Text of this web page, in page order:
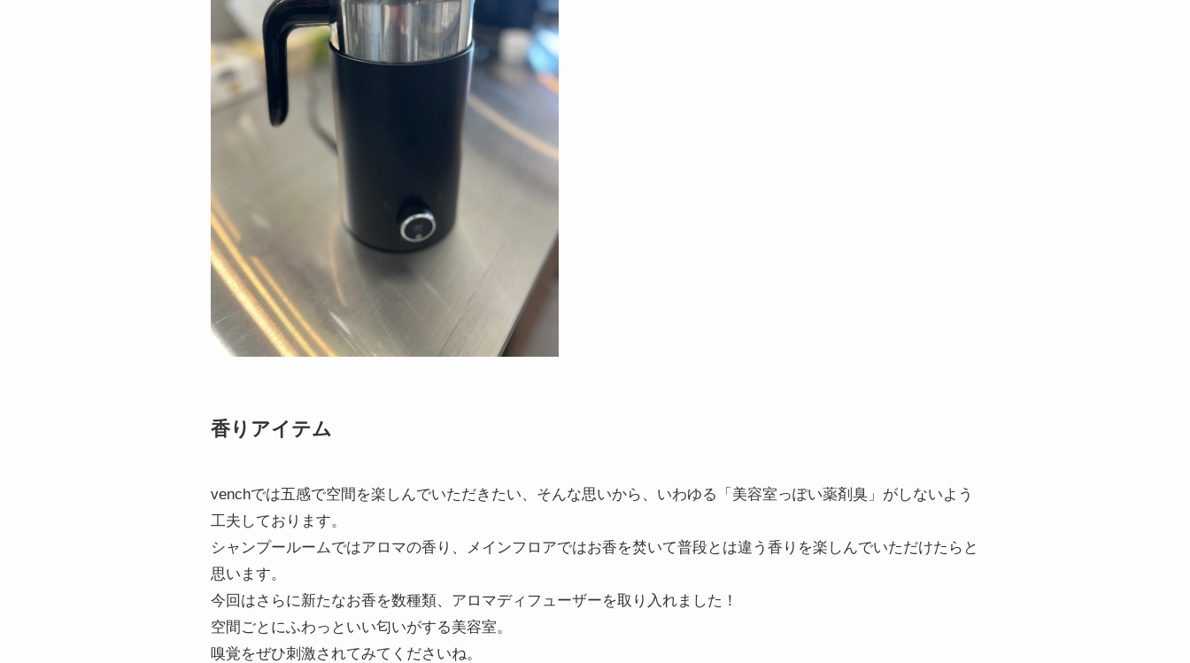
香りアイテム
venchでは五感で空間を楽しんでいただきたい、そんな思いから、いわゆる「美容室っぽい薬剤臭」がしないよう
工夫しております。
シャンプールームではアロマの香り、メインフロアではお香を焚いて普段とは違う香りを楽しんでいただけたらと
思います。
今回はさらに新たなお香を数種類、アロマディフューザーを取り入れました！
空間ごとにふわっといい匂いがする美容室。
嗅覚をぜひ刺激されてみてくださいね。